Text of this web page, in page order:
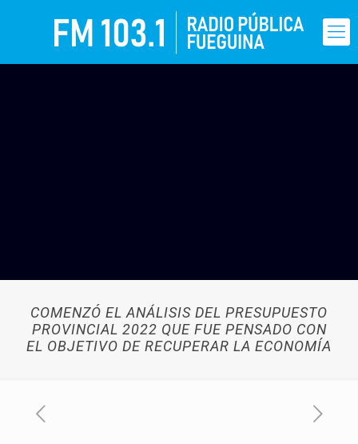
COMENZÓ EL ANÁLISIS DEL PRESUPUESTO
PROVINCIAL 2022 QUE FUE PENSADO CON
EL OBJETIVO DE RECUPERAR LA ECONOMÍA